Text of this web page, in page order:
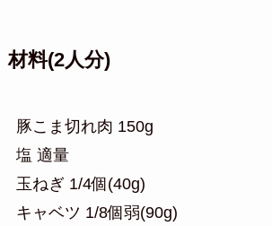
材料(2人分)
豚こま切れ肉 150g
塩 適量
玉ねぎ 1/4個(40g)
キャベツ 1/8個弱(90g)